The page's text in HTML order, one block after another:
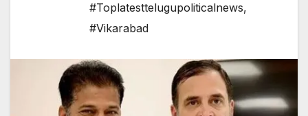
#Toplatesttelugupoliticalnews,
#Vikarabad